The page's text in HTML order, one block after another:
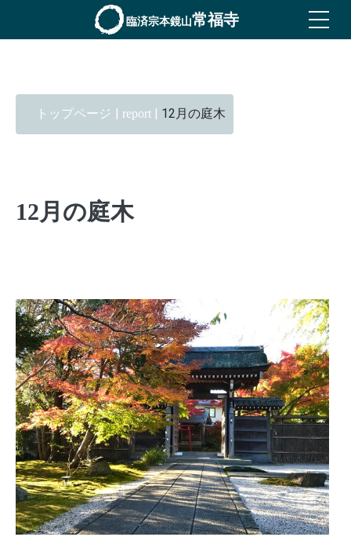
臨済宗本鏡山常福寺
トップページ | report | 12月の庭木
12月の庭木